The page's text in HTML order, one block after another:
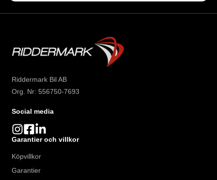
Riddermark Bil AB
Org. Nr: 556750-7693
Social media
Garantier och villkor
Köpvillkor
Garantier